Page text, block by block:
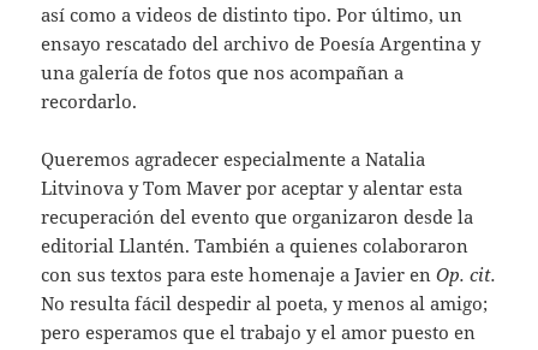
así como a videos de distinto tipo. Por último, un
ensayo rescatado del archivo de Poesía Argentina y
una galería de fotos que nos acompañan a
recordarlo.
Queremos agradecer especialmente a Natalia
Litvinova y Tom Maver por aceptar y alentar esta
recuperación del evento que organizaron desde la
editorial Llantén. También a quienes colaboraron
con sus textos para este homenaje a Javier enOp. cit.
No resulta fácil despedir al poeta, y menos al amigo;
pero esperamos que el trabajo y el amor puesto en